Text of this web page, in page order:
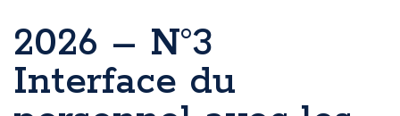
2026 – N°3
Interface du